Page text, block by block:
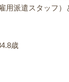
用派遣スタッフ
歳